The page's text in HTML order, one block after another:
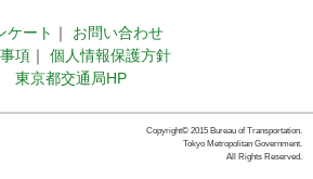
ケート ｜
お問い合わせ
項 ｜
個人情報保護方針
東京都交通局HP
Copyright© 2015 Bureau of Transportation.
Tokyo Metropolitan Government.
All Rights Reserved.